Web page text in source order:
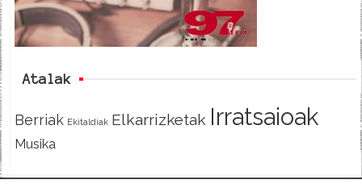
o
Atalak
Berriak Ekitaldiak Elkarrizketak Irratsaioak
Musika